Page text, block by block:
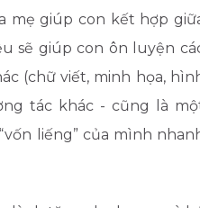
mẹ giúp con kết hợp
sẽ giúp con ôn luyện
(chữ viết, minh họa,
tác khác - cũng là
liếng” của mình